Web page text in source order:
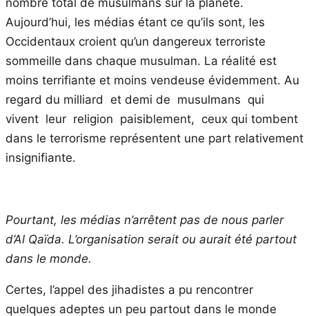
Aujourd’hui, les médias étant ce qu’ils sont, les
Occidentaux croient qu’un dangereux terroriste
sommeille dans chaque musulman. La réalité est
moins terrifiante et moins vendeuse évidemment. Au
regard du milliard et demi de musulmans qui
vivent leur religion paisiblement, ceux qui tombent
dans le terrorisme représentent une part relativement
insignifiante.
Pourtant, les médias n’arrêtent pas de nous parler
d’Al Qaïda. L’organisation serait ou aurait été partout
dans le monde.
Certes, l’appel des jihadistes a pu rencontrer
quelques adeptes un peu partout dans le monde